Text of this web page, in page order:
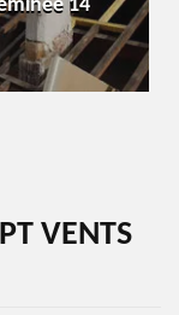
14
VENTS